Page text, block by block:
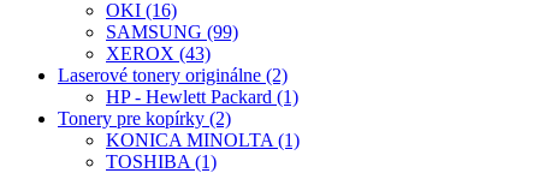
OKI (16)
SAMSUNG (99)
XEROX (43)
Laserové tonery originálne (2)
HP - Hewlett Packard (1)
Tonery pre kopírky (2)
KONICA MINOLTA (1)
TOSHIBA (1)